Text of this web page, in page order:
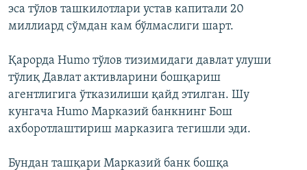
эса тўлов ташкилотлари устав капитали 20
миллиард сўмдан кам бўлмаслиги шарт.
Қарорда Humo тўлов тизимидаги давлат улуши
тўлиқ Давлат активларини бошқариш
агентлигига ўтказилиши қайд этилган. Шу
кунгача Humo Марказий банкнинг Бош
ахборотлаштириш марказига тегишли эди.
Бундан ташқари Марказий банк бошқа